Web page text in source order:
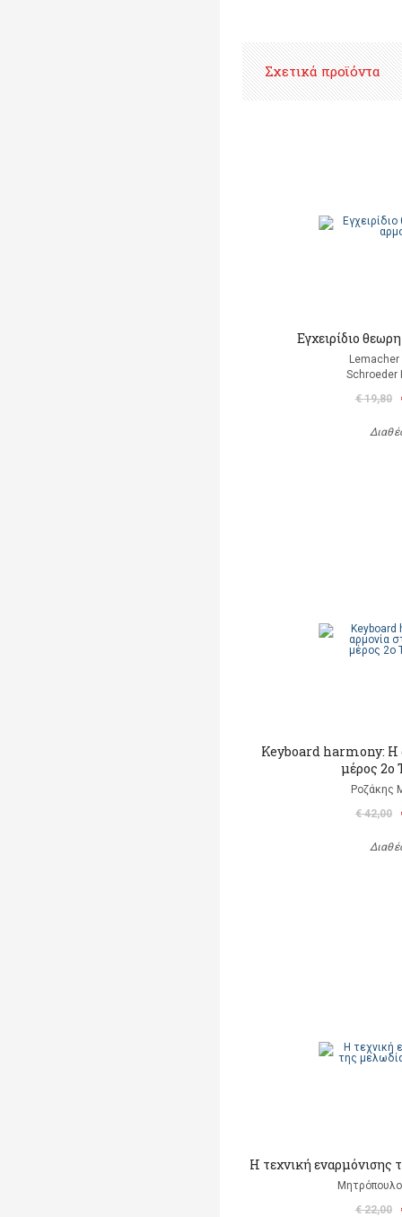
Σχετικά προϊόντα
Εγχειρίδιο
Schroeder
€ 19,80
Keyboard harmony: Η
μέρος 2ο
Ροζάκης
€ 42,00
Η τεχνική εναρμόνισης
€ 22,00